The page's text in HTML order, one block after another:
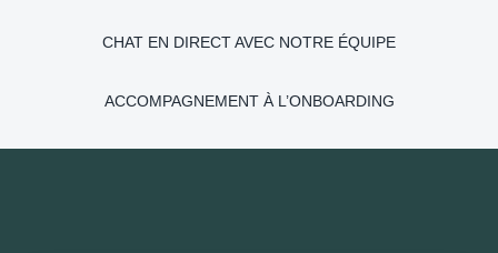
CHAT EN DIRECT AVEC NOTRE ÉQUIPE
ACCOMPAGNEMENT À L’ONBOARDING